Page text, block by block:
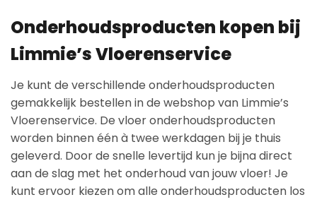
Onderhoudsproducten kopen bij
Limmie’s Vloerenservice
Je kunt de verschillende onderhoudsproducten
gemakkelijk bestellen in de webshop van Limmie’s
Vloerenservice. De vloer onderhoudsproducten
worden binnen één à twee werkdagen bij je thuis
geleverd. Door de snelle levertijd kun je bijna direct
aan de slag met het onderhoud van jouw vloer! Je
kunt ervoor kiezen om alle onderhoudsproducten los